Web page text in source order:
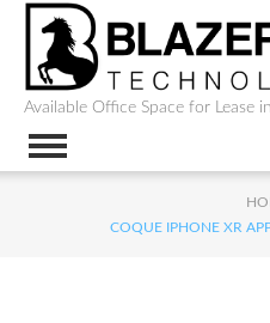
Available Office Space for Lease
COQUE IPHONE XR